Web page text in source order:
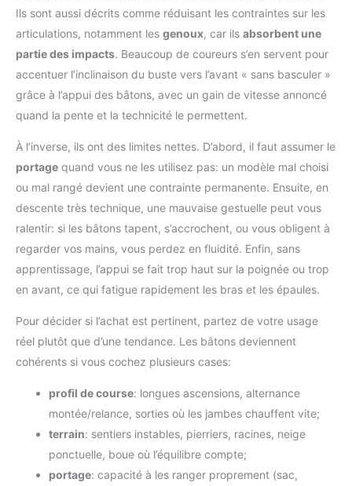
Ils sont aussi décrits comme réduisant les contraintes sur les
articulations, notamment les genoux, car ils absorbent une
partie des impacts. Beaucoup de coureurs s’en servent pour
accentuer l’inclinaison du buste vers l’avant « sans basculer »
grâce à l’appui des bâtons, avec un gain de vitesse annoncé
quand la pente et la technicité le permettent.
À l’inverse, ils ont des limites nettes. D’abord, il faut assumer le
portage quand vous ne les utilisez pas: un modèle mal choisi
ou mal rangé devient une contrainte permanente. Ensuite, en
descente très technique, une mauvaise gestuelle peut vous
ralentir: si les bâtons tapent, s’accrochent, ou vous obligent à
regarder vos mains, vous perdez en fluidité. Enfin, sans
apprentissage, l’appui se fait trop haut sur la poignée ou trop
en avant, ce qui fatigue rapidement les bras et les épaules.
Pour décider si l’achat est pertinent, partez de votre usage
réel plutôt que d’une tendance. Les bâtons deviennent
cohérents si vous cochez plusieurs cases:
profil de course: longues ascensions, alternance
montée/relance, sorties où les jambes chauffent vite;
terrain: sentiers instables, pierriers, racines, neige
ponctuelle, boue où l’équilibre compte;
portage: capacité à les ranger proprement (sac,